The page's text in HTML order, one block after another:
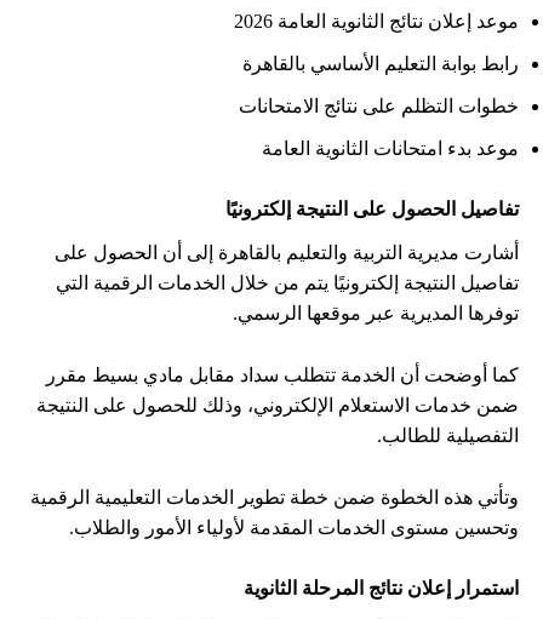
موعد إعلان نتائج الثانوية العامة 2026
رابط بوابة التعليم الأساسي بالقاهرة
خطوات التظلم على نتائج الامتحانات
موعد بدء امتحانات الثانوية العامة
تفاصيل الحصول على النتيجة إلكترونيًا
أشارت مديرية التربية والتعليم بالقاهرة إلى أن الحصول على
تفاصيل النتيجة إلكترونيًا يتم من خلال الخدمات الرقمية التي
توفرها المديرية عبر موقعها الرسمي.
كما أوضحت أن الخدمة تتطلب سداد مقابل مادي بسيط مقرر
ضمن خدمات الاستعلام الإلكتروني، وذلك للحصول على النتيجة
التفصيلية للطالب.
وتأتي هذه الخطوة ضمن خطة تطوير الخدمات التعليمية الرقمية
وتحسين مستوى الخدمات المقدمة لأولياء الأمور والطلاب.
استمرار إعلان نتائج المرحلة الثانوية